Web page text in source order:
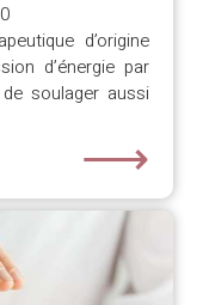
d’origine
d’énergie par
soulager aussi
⟶